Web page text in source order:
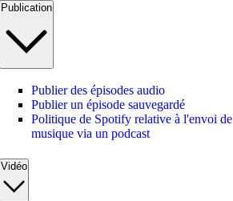
Publication
Publier des épisodes audio
Publier un épisode sauvegardé
Politique de Spotify relative à l'envoi de
musique via un podcast
Vidéo